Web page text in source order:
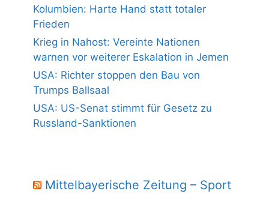
Kolumbien: Harte Hand statt totaler
Frieden
Krieg in Nahost: Vereinte Nationen
warnen vor weiterer Eskalation in Jemen
USA: Richter stoppen den Bau von
Trumps Ballsaal
USA: US-Senat stimmt für Gesetz zu
Russland-Sanktionen
Mittelbayerische Zeitung – Sport